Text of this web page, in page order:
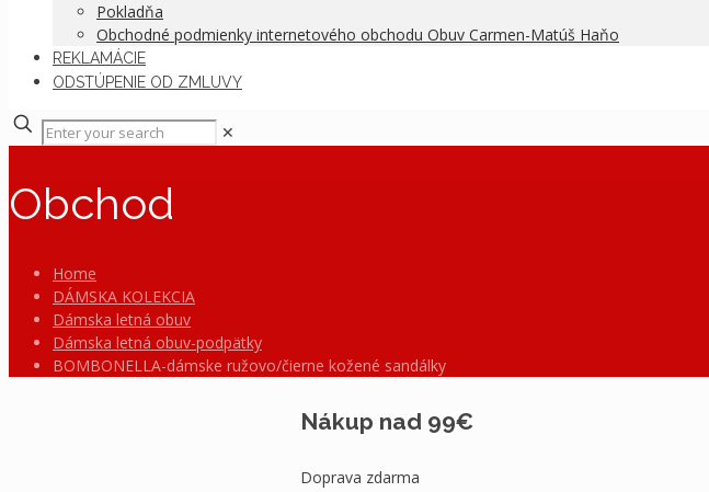
Pokladňa
Obchodné podmienky internetového obchodu Obuv Carmen-Matúš Haňo
REKLAMÁCIE
ODSTÚPENIE OD ZMLUVY
✕
Obchod
Home
DÁMSKA KOLEKCIA
Dámska letná obuv
Dámska letná obuv-podpätky
BOMBONELLA-dámske ružovo/čierne kožené sandálky
Nákup nad 99€
Doprava zdarma